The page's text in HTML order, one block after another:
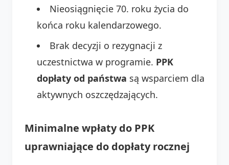
Nieosiągnięcie 70. roku życia do
końca roku kalendarzowego.
Brak decyzji o rezygnacji z
uczestnictwa w programie. PPK
dopłaty od państwa są wsparciem dla
aktywnych oszczędzających.
Minimalne wpłaty do PPK
uprawniające do dopłaty rocznej